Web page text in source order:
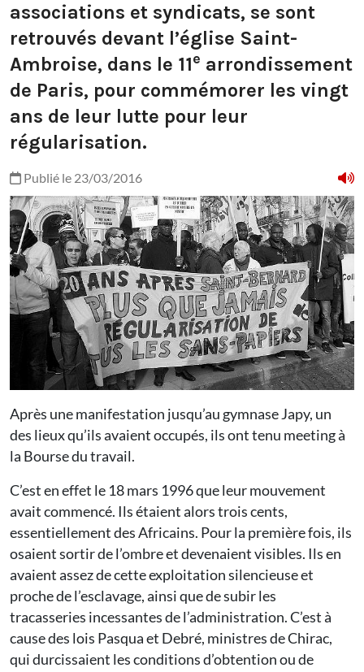
associations et syndicats, se sont
retrouvés devant l’église Saint-
Ambroise, dans le 11e arrondissement
de Paris, pour commémorer les vingt
ans de leur lutte pour leur
régularisation.
Publié le 23/03/2016
Après une manifestation jusqu’au gymnase Japy, un
des lieux qu’ils avaient occupés, ils ont tenu meeting à
la Bourse du travail.
C’est en effet le 18 mars 1996 que leur mouvement
avait commencé. Ils étaient alors trois cents,
essentiellement des Africains. Pour la première fois, ils
osaient sortir de l’ombre et devenaient visibles. Ils en
avaient assez de cette exploitation silencieuse et
proche de l’esclavage, ainsi que de subir les
tracasseries incessantes de l’administration. C’est à
cause des lois Pasqua et Debré, ministres de Chirac,
qui durcissaient les conditions d’obtention ou de